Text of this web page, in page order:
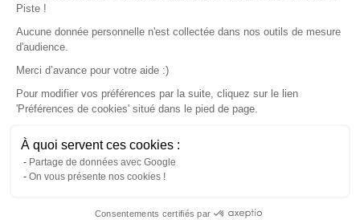
v. 1.45.0
Piste !
Aucune donnée personnelle n'est collectée dans nos outils de mesure
d'audience.
Merci d’avance pour votre aide :)
Pour modifier vos préférences par la suite, cliquez sur le lien
'Préférences de cookies' situé dans le pied de page.
À quoi servent ces cookies :
Partage de données avec Google
On vous présente nos cookies !
Consentements certifiés par